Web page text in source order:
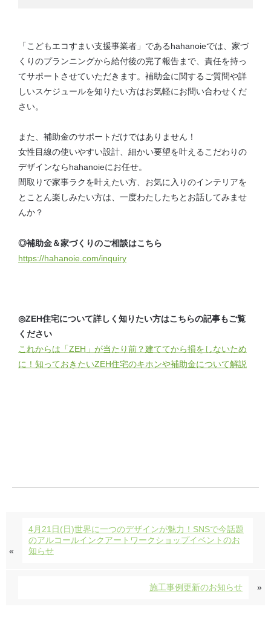
「こどもエコすまい支援事業者」であるhahanoieでは、家づ
くりのプランニングから給付後の完了報告まで、責任を持っ
てサポートさせていただきます。補助金に関するご質問や詳
しいスケジュールを知りたい方はお気軽にお問い合わせくだ
さい。
また、補助金のサポートだけではありません！
女性目線の使いやすい設計、細かい要望を叶えるこだわりの
デザインならhahanoieにお任せ。
間取りで家事ラクを叶えたい方、お気に入りのインテリアを
とことん楽しみたい方は、一度わたしたちとお話してみませ
んか？
◎補助金＆家づくりのご相談はこちら
https://hahanoie.com/inquiry
◎ZEH住宅について詳しく知りたい方はこちらの記事もご覧
ください
これからは「ZEH」が当たり前？建ててから損をしないため
に！知っておきたいZEH住宅のキホンや補助金について解説
«
4月21日(日)世界に一つのデザインが魅力！SNSで今話題
のアルコールインクアートワークショップイベントのお
知らせ
施工事例更新のお知らせ »